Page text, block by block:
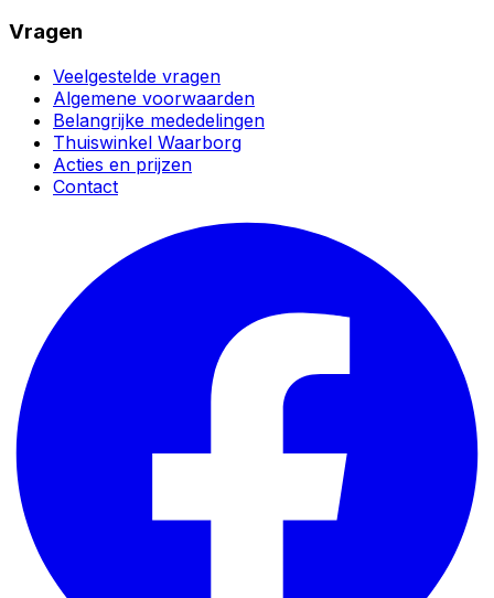
Vragen
Veelgestelde vragen
Algemene voorwaarden
Belangrijke mededelingen
Thuiswinkel Waarborg
Acties en prijzen
Contact